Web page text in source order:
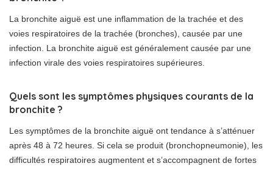
La bronchite aiguë est une inflammation de la trachée et des
voies respiratoires de la trachée (bronches), causée par une
infection. La bronchite aiguë est généralement causée par une
infection virale des voies respiratoires supérieures.
Quels sont les symptômes physiques courants de la
bronchite ?
Les symptômes de la bronchite aiguë ont tendance à s’atténuer
après 48 à 72 heures. Si cela se produit (bronchopneumonie), les
difficultés respiratoires augmentent et s’accompagnent de fortes